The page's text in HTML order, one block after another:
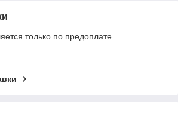
только по предоплате.